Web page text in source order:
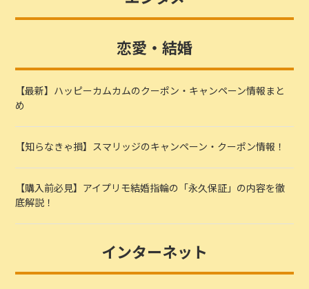
恋愛・結婚
【最新】ハッピーカムカムのクーポン・キャンペーン情報まと
め
【知らなきゃ損】スマリッジのキャンペーン・クーポン情報！
【購入前必見】アイプリモ結婚指輪の「永久保証」の内容を徹
底解説！
インターネット